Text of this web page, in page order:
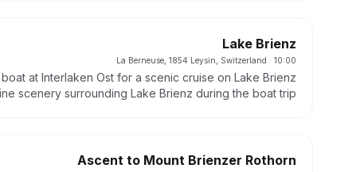
Lake Brienz
10:00
· La Berneuse, 1854 Leysin, Switzerland
at Interlaken Ost for a scenic cruise on Lake Brienz.
scenery surrounding Lake Brienz during the boat trip.
Ascent to Mount Brienzer Rothorn